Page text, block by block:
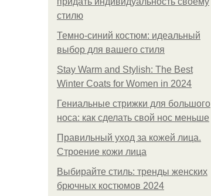
стилю
Темно-синий костюм: идеальный
выбор для вашего стиля
Stay Warm and Stylish: The Best
Winter Coats for Women in 2024
Гениальные стрижки для большого
носа: как сделать свой нос меньше
Правильный уход за кожей лица.
Строение кожи лица
Выбирайте стиль: тренды женских
брючных костюмов 2024